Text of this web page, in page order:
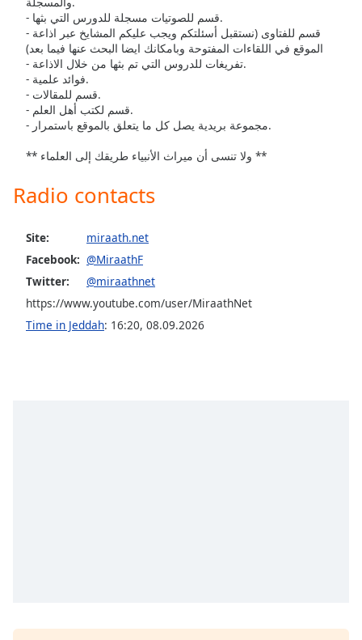
Opacity
Caption
Area
Background
Edge
- قسم للصوتيات مسجلة للدورس التي بثها.
- قسم للفتاوى (نستقبل أسئلتكم ويجب عليكم المشايخ عبر اذاعة
الموقع في اللقاءات المفتوحة وبامكانك ايضا البحث عنها فيما بعد)
- تفريغات للدروس التي تم بثها من خلال الاذاعة.
- فوائد علمية.
- قسم للمقالات.
- قسم لكتب أهل العلم.
- مجموعة بريدية يصل كل ما يتعلق بالموقع باستمرار.
** ولا تنسى أن ميراث الأنبياء طريقك إلى العلماء **
Radio contacts
Site:
miraath.net
Facebook: @MiraathF
Twitter:
@miraathnet
https://www.youtube.com/user/MiraathNet
Time in Jeddah: 16:20, 08.09.2026